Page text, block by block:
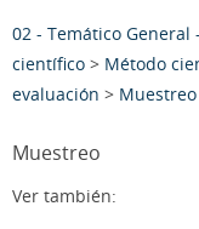
02 - Temático General
científico > Método
evaluación > Muestreo
Muestreo
Ver también: